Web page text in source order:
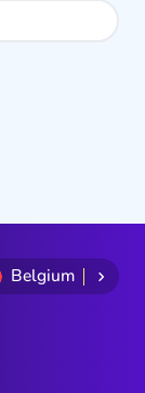
Belgium